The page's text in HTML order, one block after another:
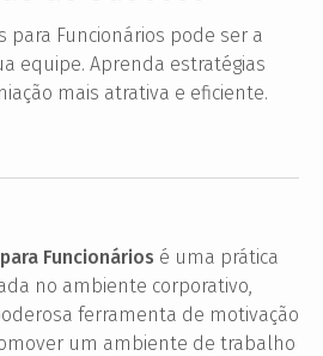
para Funcionários pode ser a
equipe. Aprenda estratégias
mais atrativa e eficiente.
Funcionários é uma prática
no ambiente corporativo,
ferramenta de motivação
um ambiente de trabalho